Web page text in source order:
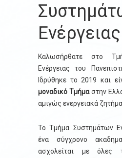
Ενέργειας
Καλωσήρθατε στο
Ενέργειας του
Ιδρύθηκε το 2019 και
μοναδικό Τμήμαστην
αμιγώς ενεργειακά
Το Τμήμα Συστημάτων
ένα σύγχρονο
ασχολείται με όλες